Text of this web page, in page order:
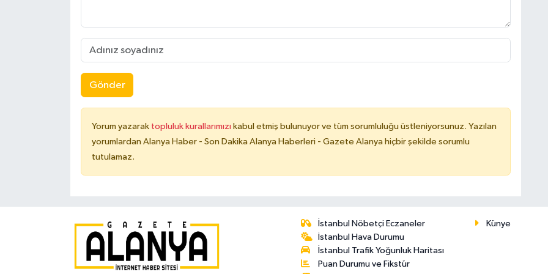
Gönder
Yorum yazarak topluluk kurallarımızı kabul etmiş bulunuyor ve tüm sorumluluğu üstleniyorsunuz. Yazılan
yorumlardan Alanya Haber - Son Dakika Alanya Haberleri - Gazete Alanya hiçbir şekilde sorumlu
tutulamaz.
İstanbul Nöbetçi Eczaneler
İstanbul Hava Durumu
İstanbul Trafik Yoğunluk Haritası
Puan Durumu ve Fikstür
Künye